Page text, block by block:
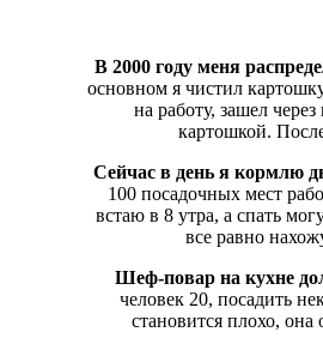
В 2000 году меня
основном я чистил
на работу, зашел
картошкой.
Сейчас в день я кормлю
100 посадочных мест
встаю в 8 утра, а спать
все равно
Шеф-повар на кухне
человек 20, посадить
становится плохо,